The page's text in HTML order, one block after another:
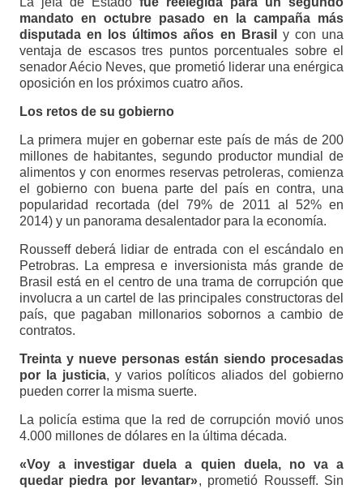
mandato en octubre pasado en la campaña más
disputada en los últimos años en Brasil
y con una
ventaja de escasos tres puntos porcentuales sobre el
senador Aécio Neves, que prometió liderar una enérgica
oposición en los próximos cuatro años.
Los retos de su gobierno
La primera mujer en gobernar este país de más de 200
millones de habitantes, segundo productor mundial de
alimentos y con enormes reservas petroleras, comienza
el gobierno con buena parte del país en contra, una
popularidad recortada (del 79% de 2011 al 52% en
2014) y un panorama desalentador para la economía.
Rousseff deberá lidiar de entrada con el escándalo en
Petrobras. La empresa e inversionista más grande de
Brasil está en el centro de una trama de corrupción que
involucra a un cartel de las principales constructoras del
país, que pagaban millonarios sobornos a cambio de
contratos.
Treinta y nueve personas están siendo procesadas
por la justicia, y varios políticos aliados del gobierno
pueden correr la misma suerte.
La policía estima que la red de corrupción movió unos
4.000 millones de dólares en la última década.
«Voy a investigar duela a quien duela, no va a
quedar piedra por levantar», prometió Rousseff. Sin